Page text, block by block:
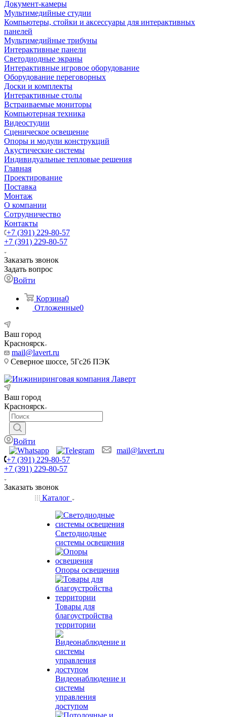
Документ-камеры
Мультимедийные студии
Компьютеры, стойки и аксессуары для интерактивных
панелей
Мультимедийные трибуны
Интерактивные панели
Светодиодные экраны
Интерактивные игровое оборудование
Оборудование переговорных
Доски и комплекты
Интерактивные столы
Встраиваемые мониторы
Компьютерная техника
Видеостудии
Cценическое освещение
Опоры и модули конструкций
Акустические системы
Индивидуальные тепловые решения
Главная
Проектирование
Поставка
Монтаж
О компании
Сотрудничество
Контакты
+7 (391) 229-80-57
+7 (391) 229-80-57
Заказать звонок
Задать вопрос
Войти
Корзина0
Отложенные0
Ваш город
Красноярск
mail@lavert.ru
Северное шоссе, 5Гс26 ПЭК
Ваш город
Красноярск
Войти
mail@lavert.ru
+7 (391) 229-80-57
+7 (391) 229-80-57
Заказать звонок
Каталог
Светодиодные
системы освещения
Опоры освещения
Товары для
благоустройства
территории
Видеонаблюдение и
системы
управления
доступом